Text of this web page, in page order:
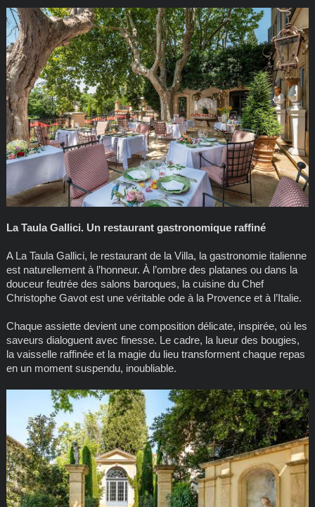
La Taula Gallici. Un restaurant gastronomique raffiné
A La Taula Gallici, le restaurant de la Villa, la gastronomie italienne
est naturellement à l’honneur. À l’ombre des platanes ou dans la
douceur feutrée des salons baroques, la cuisine du Chef
Christophe Gavot est une véritable ode à la Provence et à l’Italie.
Chaque assiette devient une composition délicate, inspirée, où les
saveurs dialoguent avec finesse. Le cadre, la lueur des bougies,
la vaisselle raffinée et la magie du lieu transforment chaque repas
en un moment suspendu, inoubliable.